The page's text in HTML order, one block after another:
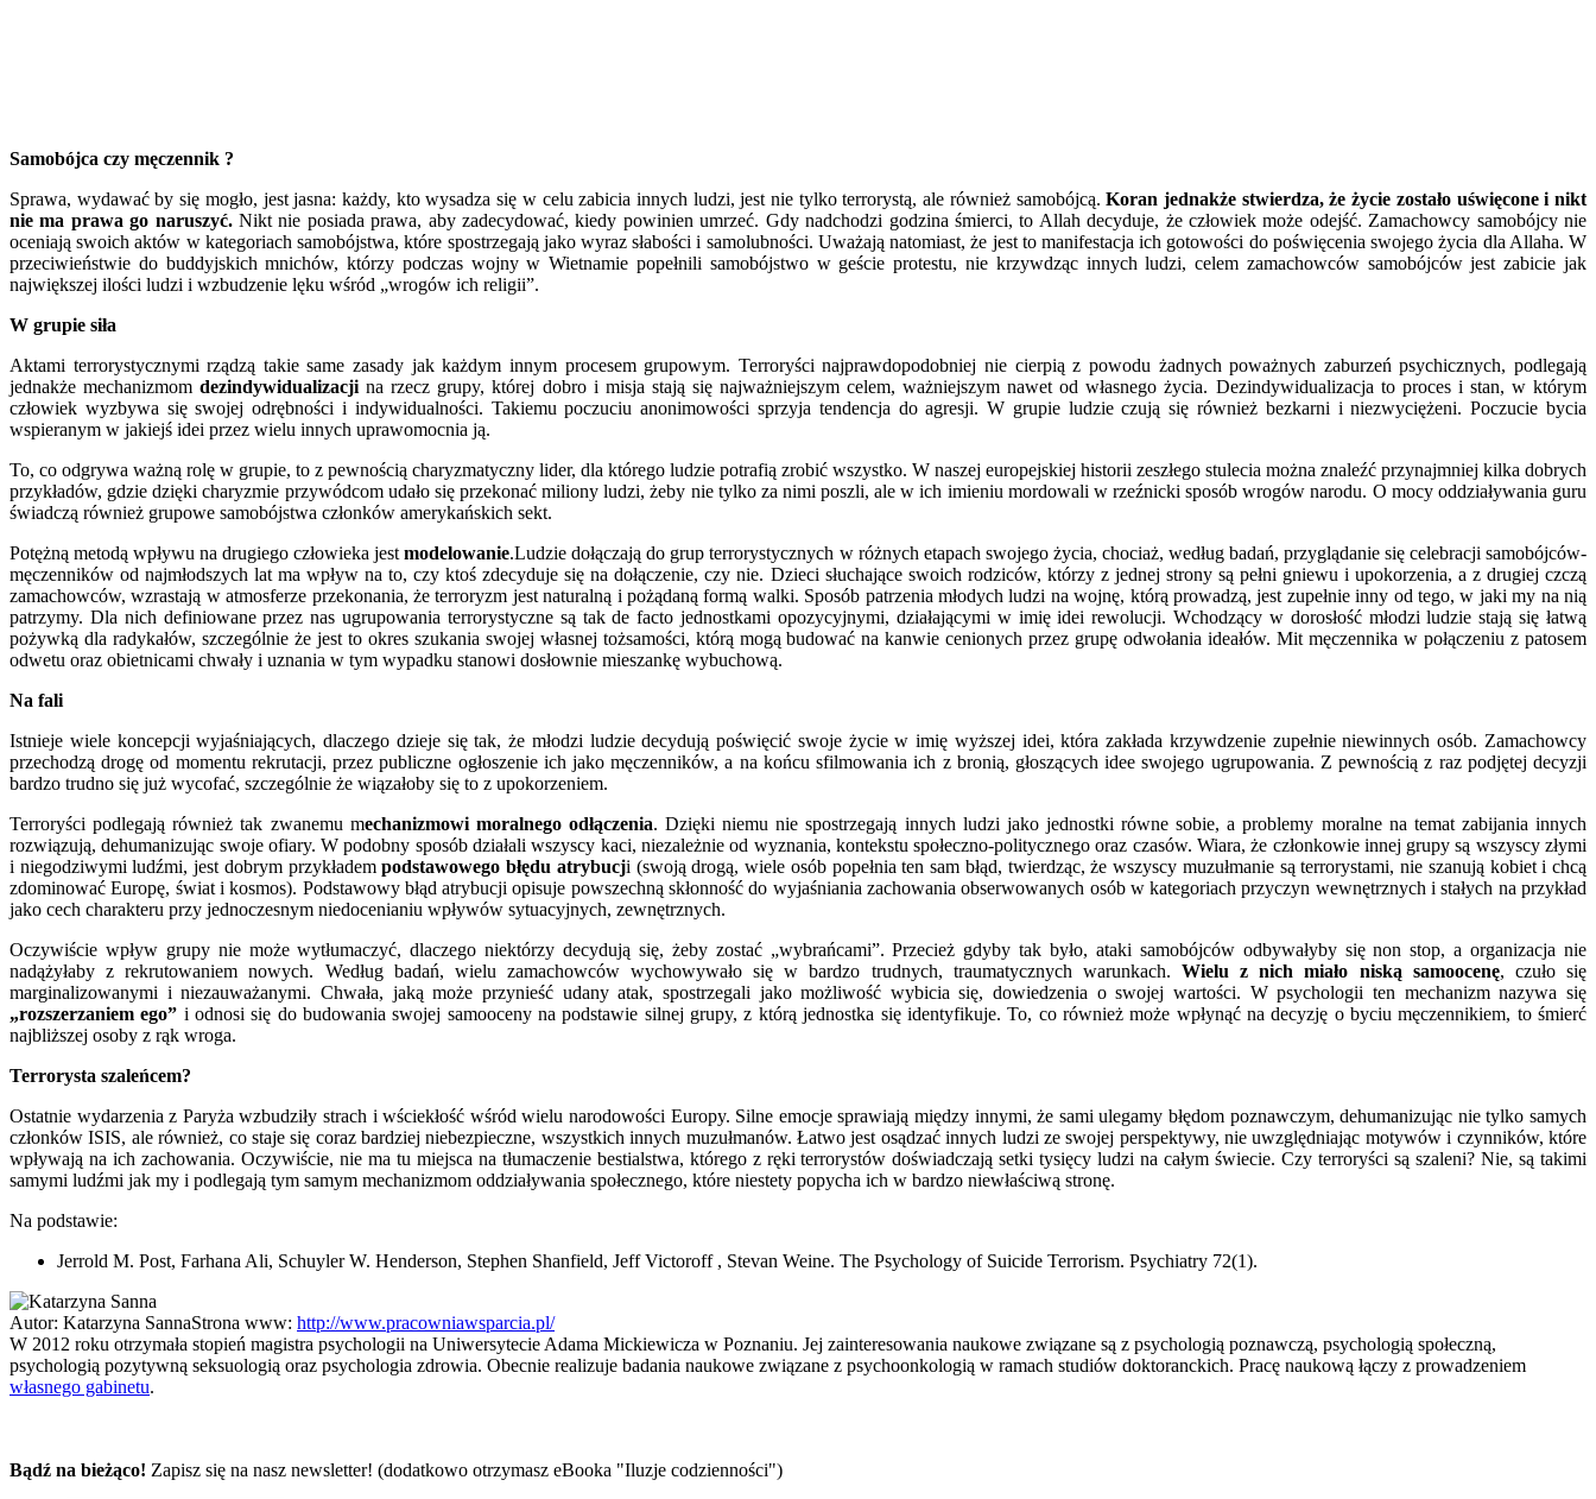
Samobójca czy męczennik ?
Sprawa, wydawać by się mogło, jest jasna: każdy, kto wysadza się w celu zabicia innych ludzi, jest nie tylko terrorystą, ale również samobójcą.Koran jednakże stwierdza, że życie zostało uświęcone i nikt
nie ma prawa go naruszyć.Nikt nie posiada prawa, aby zadecydować, kiedy powinien umrzeć. Gdy nadchodzi godzina śmierci, to Allah decyduje, że człowiek może odejść. Zamachowcy samobójcy nie
oceniają swoich aktów w kategoriach samobójstwa, które spostrzegają jako wyraz słabości i samolubności. Uważają natomiast, że jest to manifestacja ich gotowości do poświęcenia swojego życia dla Allaha. W
przeciwieństwie do buddyjskich mnichów, którzy podczas wojny w Wietnamie popełnili samobójstwo w geście protestu, nie krzywdząc innych ludzi, celem zamachowców samobójców jest zabicie jak
największej ilości ludzi i wzbudzenie lęku wśród „wrogów ich religii”.
W grupie siła
Aktami terrorystycznymi rządzą takie same zasady jak każdym innym procesem grupowym. Terroryści najprawdopodobniej nie cierpią z powodu żadnych poważnych zaburzeń psychicznych, podlegają
jednakże mechanizmomdezindywidualizacji na rzecz grupy, której dobro i misja stają się najważniejszym celem, ważniejszym nawet od własnego życia. Dezindywidualizacja to proces i stan, w którym
człowiek wyzbywa się swojej odrębności i indywidualności. Takiemu poczuciu anonimowości sprzyja tendencja do agresji. W grupie ludzie czują się również bezkarni i niezwyciężeni. Poczucie bycia
wspieranym w jakiejś idei przez wielu innych uprawomocnia ją.
To, co odgrywa ważną rolę w grupie, to z pewnością charyzmatyczny lider, dla którego ludzie potrafią zrobić wszystko. W naszej europejskiej historii zeszłego stulecia można znaleźć przynajmniej kilka dobrych
przykładów, gdzie dzięki charyzmie przywódcom udało się przekonać miliony ludzi, żeby nie tylko za nimi poszli, ale w ich imieniu mordowali w rzeźnicki sposób wrogów narodu. O mocy oddziaływania guru
świadczą również grupowe samobójstwa członków amerykańskich sekt.
Potężną metodą wpływu na drugiego człowieka jestmodelowanie.Ludzie dołączają do grup terrorystycznych w różnych etapach swojego życia, chociaż, według badań, przyglądanie się celebracji samobójców-
męczenników od najmłodszych lat ma wpływ na to, czy ktoś zdecyduje się na dołączenie, czy nie. Dzieci słuchające swoich rodziców, którzy z jednej strony są pełni gniewu i upokorzenia, a z drugiej czczą
zamachowców, wzrastają w atmosferze przekonania, że terroryzm jest naturalną i pożądaną formą walki. Sposób patrzenia młodych ludzi na wojnę, którą prowadzą, jest zupełnie inny od tego, w jaki my na nią
patrzymy. Dla nich definiowane przez nas ugrupowania terrorystyczne są tak de facto jednostkami opozycyjnymi, działającymi w imię idei rewolucji. Wchodzący w dorosłość młodzi ludzie stają się łatwą
pożywką dla radykałów, szczególnie że jest to okres szukania swojej własnej tożsamości, którą mogą budować na kanwie cenionych przez grupę odwołania ideałów. Mit męczennika w połączeniu z patosem
odwetu oraz obietnicami chwały i uznania w tym wypadku stanowi dosłownie mieszankę wybuchową.
Na fali
Istnieje wiele koncepcji wyjaśniających, dlaczego dzieje się tak, że młodzi ludzie decydują poświęcić swoje życie w imię wyższej idei, która zakłada krzywdzenie zupełnie niewinnych osób. Zamachowcy
przechodzą drogę od momentu rekrutacji, przez publiczne ogłoszenie ich jako męczenników, a na końcu sfilmowania ich z bronią, głoszących idee swojego ugrupowania. Z pewnością z raz podjętej decyzji
bardzo trudno się już wycofać, szczególnie że wiązałoby się to z upokorzeniem.
Terroryści podlegają również tak zwanemu mechanizmowi moralnego odłączenia. Dzięki niemu nie spostrzegają innych ludzi jako jednostki równe sobie, a problemy moralne na temat zabijania innych
rozwiązują, dehumanizując swoje ofiary. W podobny sposób działali wszyscy kaci, niezależnie od wyznania, kontekstu społeczno-politycznego oraz czasów. Wiara, że członkowie innej grupy są wszyscy złymi
i niegodziwymi ludźmi, jest dobrym przykładempodstawowego błędu atrybucji (swoją drogą, wiele osób popełnia ten sam błąd, twierdząc, że wszyscy muzułmanie są terrorystami, nie szanują kobiet i chcą
zdominować Europę, świat i kosmos). Podstawowy błąd atrybucji opisuje powszechną skłonność do wyjaśniania zachowania obserwowanych osób w kategoriach przyczyn wewnętrznych i stałych na przykład
jako cech charakteru przy jednoczesnym niedocenianiu wpływów sytuacyjnych, zewnętrznych.
Oczywiście wpływ grupy nie może wytłumaczyć, dlaczego niektórzy decydują się, żeby zostać „wybrańcami”. Przecież gdyby tak było, ataki samobójców odbywałyby się non stop, a organizacja nie
nadążyłaby z rekrutowaniem nowych. Według badań, wielu zamachowców wychowywało się w bardzo trudnych, traumatycznych warunkach.Wielu z nich miało niską samoocenę, czuło się
marginalizowanymi i niezauważanymi. Chwała, jaką może przynieść udany atak, spostrzegali jako możliwość wybicia się, dowiedzenia o swojej wartości. W psychologii ten mechanizm nazywa się
„rozszerzaniem ego” i odnosi się do budowania swojej samooceny na podstawie silnej grupy, z którą jednostka się identyfikuje. To, co również może wpłynąć na decyzję o byciu męczennikiem, to śmierć
najbliższej osoby z rąk wroga.
Terrorysta szaleńcem?
Ostatnie wydarzenia z Paryża wzbudziły strach i wściekłość wśród wielu narodowości Europy. Silne emocje sprawiają między innymi, że sami ulegamy błędom poznawczym, dehumanizując nie tylko samych
członków ISIS, ale również, co staje się coraz bardziej niebezpieczne, wszystkich innych muzułmanów. Łatwo jest osądzać innych ludzi ze swojej perspektywy, nie uwzględniając motywów i czynników, które
wpływają na ich zachowania. Oczywiście, nie ma tu miejsca na tłumaczenie bestialstwa, którego z ręki terrorystów doświadczają setki tysięcy ludzi na całym świecie. Czy terroryści są szaleni? Nie, są takimi
samymi ludźmi jak my i podlegają tym samym mechanizmom oddziaływania społecznego, które niestety popycha ich w bardzo niewłaściwą stronę.
Na podstawie:
Jerrold M. Post, Farhana Ali, Schuyler W. Henderson, Stephen Shanfield, Jeff Victoroff , Stevan Weine. The Psychology of Suicide Terrorism. Psychiatry 72(1).
Autor: Katarzyna SannaStrona www: http://www.pracowniawsparcia.pl/
W 2012 roku otrzymała stopień magistra psychologii na Uniwersytecie Adama Mickiewicza w Poznaniu. Jej zainteresowania naukowe związane są z psychologią poznawczą, psychologią społeczną,
psychologią pozytywną seksuologią oraz psychologia zdrowia. Obecnie realizuje badania naukowe związane z psychoonkologią w ramach studiów doktoranckich. Pracę naukową łączy z prowadzeniem
własnego gabinetu.
Bądź na bieżąco! Zapisz się na nasz newsletter! (dodatkowo otrzymasz eBooka "Iluzje codzienności")